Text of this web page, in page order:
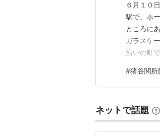
６月１０
駅で、ホ
ところに
ガラスケ
沿いの町
すが、北
騨籠渡図
#猪谷関所
ネットで話題